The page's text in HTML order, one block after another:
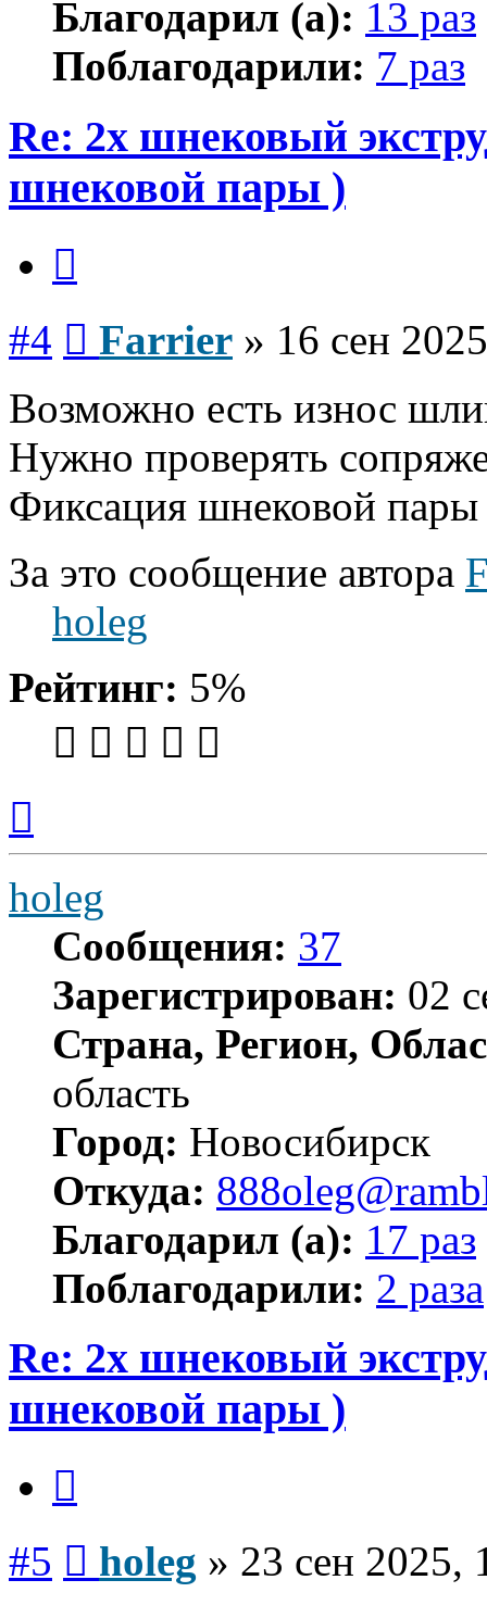
Благодарил (а): 13 раз
Поблагодарили: 7 раз
Re: 2х шнековый
шнековой пары )
#4 Farrier » 16 сен
Возможно есть износ
Нужно проверять
Фиксация шнековой пары
За это сообщение автора
holeg
Рейтинг: 5%
началу
holeg
Сообщения: 37
Зарегистрирован: 02
Страна, Регион,
область
Город: Новосибирск
Откуда:
Благодарил (а): 17 раз
Поблагодарили: 2 раза
Re: 2х шнековый
шнековой пары )
#5 holeg » 23 сен 2025,